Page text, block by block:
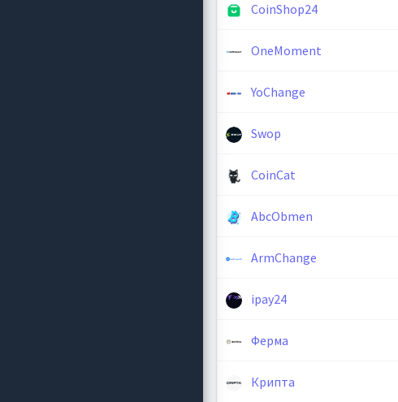
CoinShop24
OneMoment
YoChange
Swop
CoinCat
AbcObmen
ArmChange
ipay24
Ферма
Крипта